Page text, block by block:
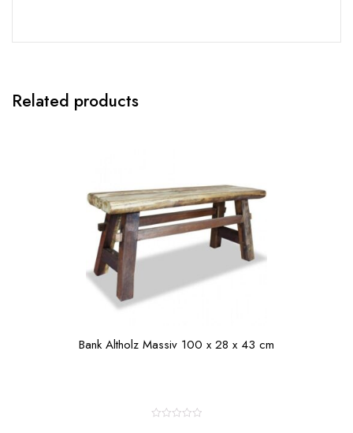
Related products
Bank Altholz Massiv 100 x 28 x 43 cm